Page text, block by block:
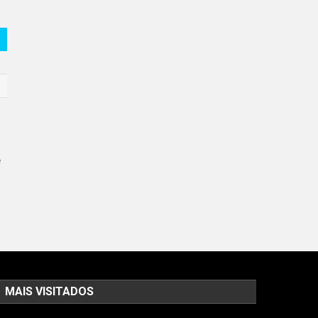
MAIS VISITADOS